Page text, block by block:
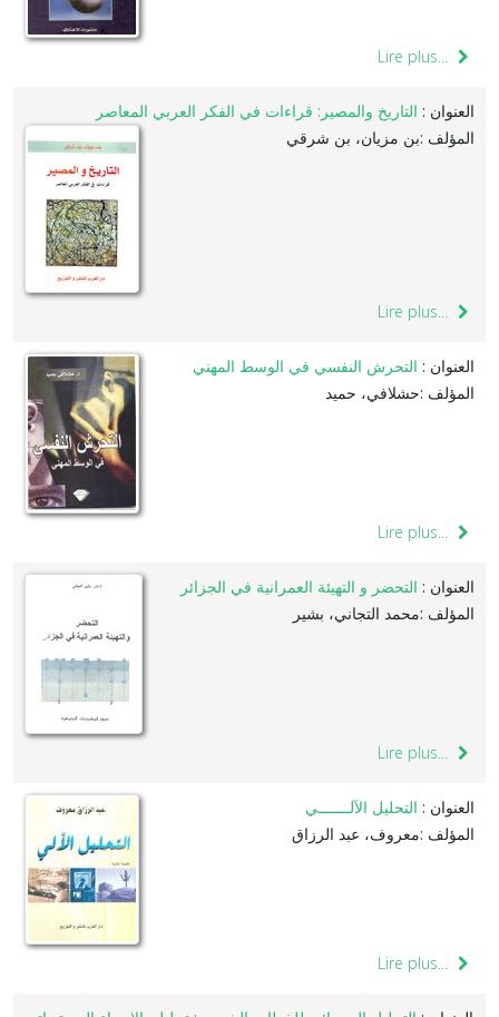
Lire plus...
العنوان : التاريخ والمصير: قراءات في الفكر العربي المعاصر
المؤلف :بن مزيان، بن شرقي
Lire plus...
العنوان : التحرش النفسي في الوسط المهني
المؤلف :حشلافي، حميد
Lire plus...
العنوان : التحضر و التهيئة العمرانية في الجزائر
المؤلف :محمد التجاني، بشير
Lire plus...
العنوان : التحليل الآلـــــــي
المؤلف :معروف، عبد الرزاق
Lire plus...